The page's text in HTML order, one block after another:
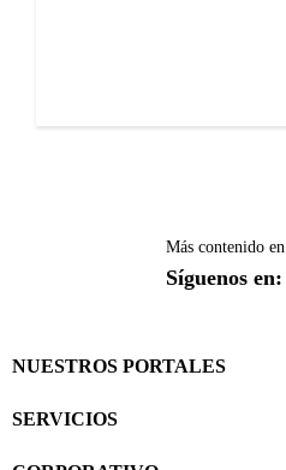
Más contenido en
Síguenos en:
NUESTROS PORTALES
SERVICIOS